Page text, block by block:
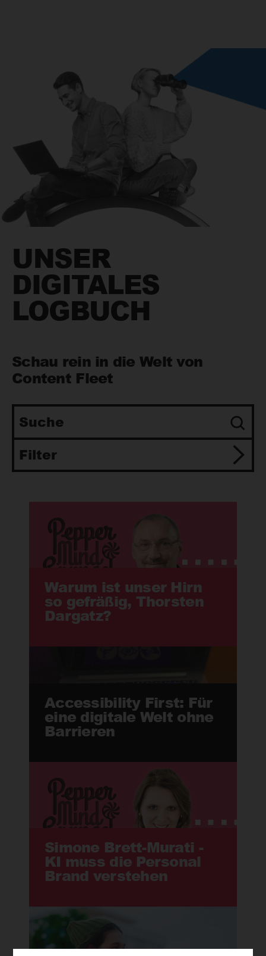
UNSER
DIGITALES
LOGBUCH
Schau rein in die Welt von
Content Fleet
Suche
Filter
Warum ist unser Hirn
so gefräßig, Thorsten
Dargatz?
Accessibility First: Für
eine digitale Welt ohne
Barrieren
Simone Brett-Murati -
KI muss die Personal
Brand verstehen